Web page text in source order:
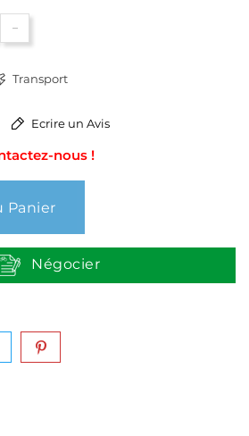
-
Transport
Ecrire un Avis
nous !
Panier
Négocier